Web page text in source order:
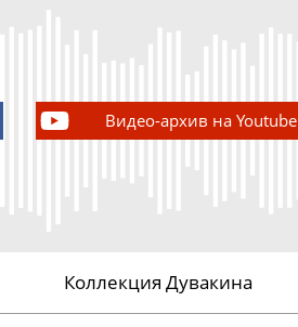
Видео-архив на Youtube
Коллекция Дувакина